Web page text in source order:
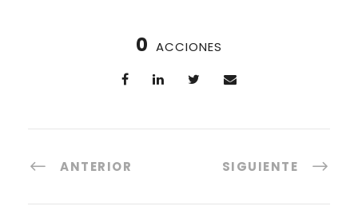
0 ACCIONES
ANTERIOR SIGUIENTE